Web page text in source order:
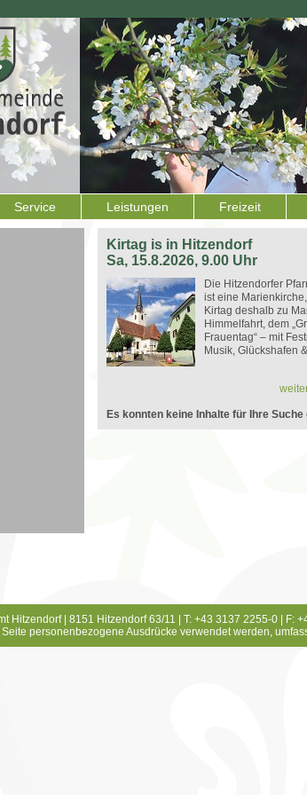
Service Leistungen Freizeit
Kirtag is in Hitzendorf
Sa, 15.8.2026, 9.00 Uhr
Die Hitzendorfer
ist eine
Kirtag deshalb zu
Himmelfahrt, dem
Frauentag“ – mit
Musik, Glückshafen
Es konnten keine Inhalte für Ihre
Hitzendorf | 8151 Hitzendorf 63/11 | T: +43 3137 2255-0 | F:
personenbezogene Ausdrücke verwendet werden,